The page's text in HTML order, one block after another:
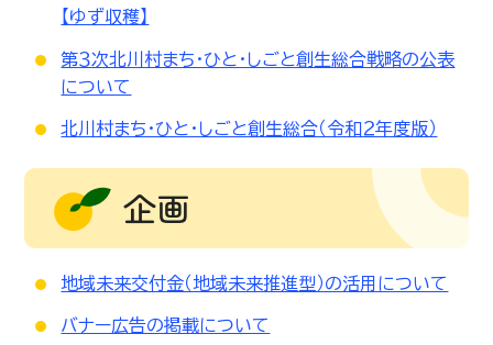
【ゆず収穫】
第３次北川村まち・ひと・しごと創生総合戦略の公表
について
北川村まち・ひと・しごと創生総合（令和２年度版）
企画
地域未来交付金（地域未来推進型）の活用について
バナー広告の掲載について